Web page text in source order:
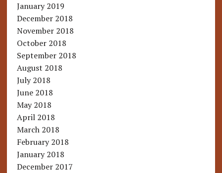
January 2019
December 2018
November 2018
October 2018
September 2018
August 2018
July 2018
June 2018
May 2018
April 2018
March 2018
February 2018
January 2018
December 2017